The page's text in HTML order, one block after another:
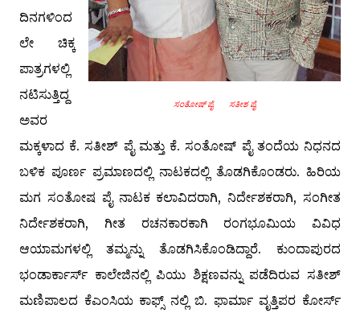
ಸಂತೋಷ್ ಪೈ ಸತೀಶ ಪೈ
ದಿನಗಳಿಂದ
ಲೇ ಚಿಕ್ಕ
ಪಾತ್ರಗಳಲ್ಲಿ
ನಟಿಸುತ್ತಿದ್ದ
ಅವರ
ಮಕ್ಕಳಾದ ಕೆ. ಸತೀಶ್ ಪೈ ಮತ್ತು ಕೆ. ಸಂತೋಷ್ ಪೈ ತಂದೆಯ ನಿಧನದ
ಬಳಿಕ ಪೂರ್ಣ ಪ್ರಮಾಣದಲ್ಲಿ ನಾಟಕದಲ್ಲಿ ತೊಡಗಿಕೊಂಡರು. ಹಿರಿಯ
ಮಗ ಸಂತೋಷ ಪೈ ನಾಟಕ ಕಲಾವಿದರಾಗಿ, ನಿರ್ದೇಶಕರಾಗಿ, ಸಂಗೀತ
ನಿರ್ದೇಶಕರಾಗಿ, ಗೀತ ರಚನಕಾರಕಾಗಿ ರಂಗಭೂಮಿಯ ವಿವಿಧ
ಆಯಾಮಗಳಲ್ಲಿ ತಮ್ಮನ್ನು ತೊಡಗಿಸಿಕೊಂಡಿದ್ದಾರೆ. ಕುಂದಾಪುರದ
ಭಂಡಾರ್ಕಾರ್ಸ್ ಕಾಲೇಜಿನಲ್ಲಿ ಪಿಯು ಶಿಕ್ಷಣವನ್ನು ಪಡೆದಿರುವ ಸತೀಶ್
ಮಣಿಪಾಲದ ಕೆಎಂಸಿಯ ಕಾಫ್ಸ್ ನಲ್ಲಿ ಬಿ. ಫಾರ್ಮಾ ವೃತ್ತಿಪರ ಕೋರ್ಸ್